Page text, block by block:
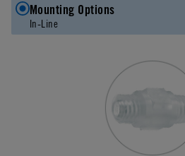
Mounting Options
In-Line